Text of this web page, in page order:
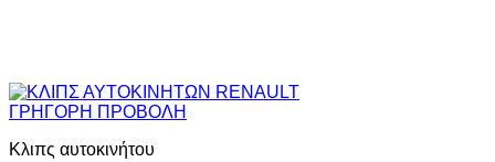
ΓΡΗΓΟΡΗ ΠΡΟΒΟΛΗ
Κλιπς αυτοκινήτου